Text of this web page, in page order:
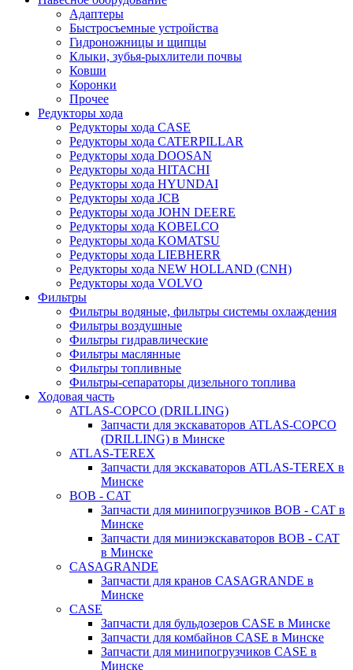
Адаптеры
Быстросъемные устройства
Гидроножницы и щипцы
Клыки, зубья-рыхлители почвы
Ковши
Коронки
Прочее
Редукторы хода
Редукторы хода CASE
Редукторы хода CATERPILLAR
Редукторы хода DOOSAN
Редукторы хода HITACHI
Редукторы хода HYUNDAI
Редукторы хода JCB
Редукторы хода JOHN DEERE
Редукторы хода KOBELCO
Редукторы хода KOMATSU
Редукторы хода LIEBHERR
Редукторы хода NEW HOLLAND (CNH)
Редукторы хода VOLVO
Фильтры
Фильтры водяные, фильтры системы охлаждения
Фильтры воздушные
Фильтры гидравлические
Фильтры маслянные
Фильтры топливные
Фильтры-сепараторы дизельного топлива
Ходовая часть
ATLAS-COPCO (DRILLING)
Запчасти для экскаваторов ATLAS-COPCO
(DRILLING) в Минске
ATLAS-TEREX
Запчасти для экскаваторов ATLAS-TEREX в
Минске
BOB - CAT
Запчасти для минипогрузчиков BOB - CAT в
Минске
Запчасти для миниэкскаваторов BOB - CAT
в Минске
CASAGRANDE
Запчасти для кранов CASAGRANDE в
Минске
CASE
Запчасти для бульдозеров CASE в Минске
Запчасти для комбайнов CASE в Минске
Запчасти для минипогрузчиков CASE в
Минске